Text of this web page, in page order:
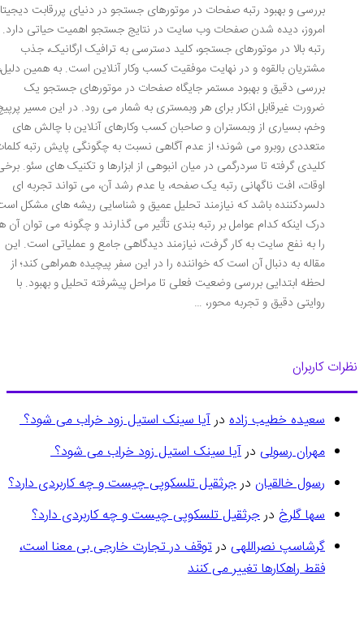
بررسی و بهبود رتبه صفحات در موتورهای جستجو در دنیای پررقابت دیجیتال
امروز، دیده شدن صفحات وب سایت در نتایج جستجو اهمیت حیاتی دارد.
رتبه بالا در موتورهای جستجو، کلید دسترسی به ترافیک ارگانیک، جذب
مشتریان بالقوه و در نهایت موفقیت کسب وکار آنلاین است. به همین دلیل،
بررسی دقیق و بهبود مستمر جایگاه صفحات در موتورهای جستجو یک
ضرورت غیرقابل انکار برای هر وبمستری به شمار می رود. در این مسیر پرپیچ
وخم، بسیاری از وبمستران و صاحبان کسب وکارهای آنلاین با چالش های
متعددی روبرو می شوند؛ از عدم آگاهی نسبت به چگونگی پایش رتبه کلمات
کلیدی گرفته تا سردرگمی در میان انبوهی از ابزارها و تکنیک های سئو. برخی
اوقات، افت ناگهانی رتبه یک صفحه، یا عدم رشد آن، می تواند تجربه ای
دلسردکننده باشد که نیازمند تحلیل عمیق و شناسایی ریشه های مشکل است.
درک اینکه کدام عوامل بر رتبه بندی تأثیر می گذارند و چگونه می توان آن ها
را به نفع سایت به کار گرفت، نیازمند دیدگاهی جامع و عملیاتی است. این
مقاله به دنبال آن است که خواننده را در این سفر پیچیده همراهی کند؛ از
لحظه ابتدایی بررسی وضعیت فعلی تا مراحل پیشرفته تحلیل و بهبود. با
روایتی دقیق و تجربه محور، …
کاربران
سعیده خطیب زادهدرآیا سینک استیل زود خراب می شود؟
مهران رسولیدرآیا سینک استیل زود خراب می شود؟
رسول خالقیاندرجرثقیل تلسکوپی چیست و چه کاربردی دارد؟
سها گلرخدرجرثقیل تلسکوپی چیست و چه کاربردی دارد؟
گرشاسپ نصراللهیدرتوقف در تجارت خارجی بی معنا است،
فقط راهکارها تغییر می کنند